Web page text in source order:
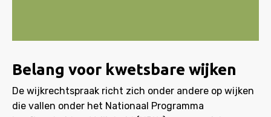
Belang voor kwetsbare wijken
De wijkrechtspraak richt zich onder andere op wijken
die vallen onder het Nationaal Programma